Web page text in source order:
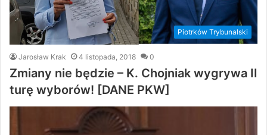
Piotrków Trybunalski
Jarosław Krak 4 listopada, 2018 0
Zmiany nie będzie – K. Chojniak wygrywa II
turę wyborów! [DANE PKW]